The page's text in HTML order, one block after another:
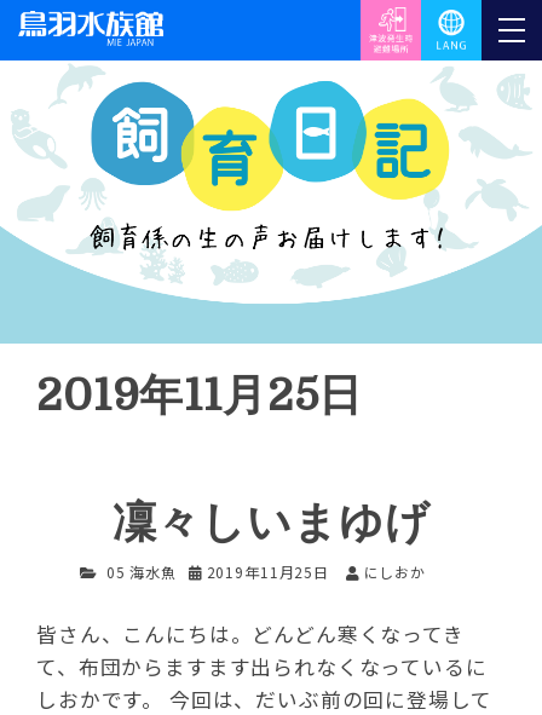
2019年11月25日
凜々しいまゆげ
05 海水魚 2019年11月25日 にしおか
皆さん、こんにちは。どんどん寒くなってき
て、布団からますます出られなくなっているに
しおかです。 今回は、だいぶ前の回に登場して